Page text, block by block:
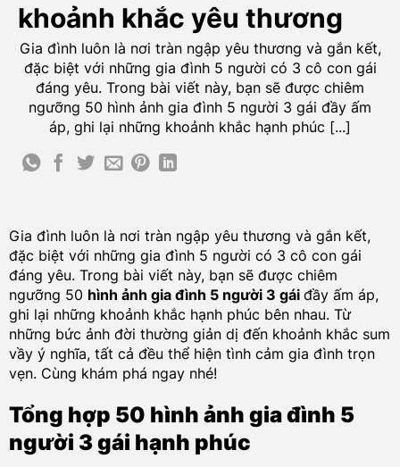
khoảnh khắc yêu thương
Gia đình luôn là nơi tràn ngập yêu thương và gắn kết,
đặc biệt với những gia đình 5 người có 3 cô con gái
đáng yêu. Trong bài viết này, bạn sẽ được chiêm
ngưỡng 50 hình ảnh gia đình 5 người 3 gái đầy ấm
áp, ghi lại những khoảnh khắc hạnh phúc [...]
Gia đình luôn là nơi tràn ngập yêu thương và gắn kết,
đặc biệt với những gia đình 5 người có 3 cô con gái
đáng yêu. Trong bài viết này, bạn sẽ được chiêm
ngưỡng 50 hình ảnh gia đình 5 người 3 gái đầy ấm áp,
ghi lại những khoảnh khắc hạnh phúc bên nhau. Từ
những bức ảnh đời thường giản dị đến khoảnh khắc sum
vầy ý nghĩa, tất cả đều thể hiện tình cảm gia đình trọn
vẹn. Cùng khám phá ngay nhé!
Tổng hợp 50 hình ảnh gia đình 5
người 3 gái hạnh phúc